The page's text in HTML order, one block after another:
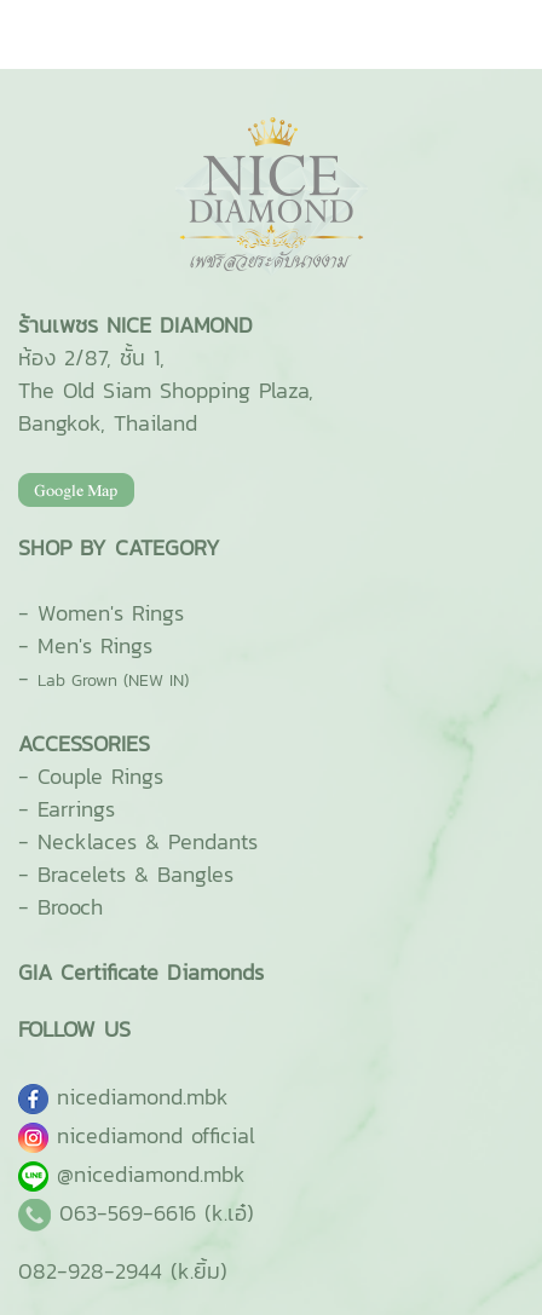
ร้านเพชร NICE DIAMOND
ห้อง 2/87, ชั้น 1,
The Old Siam Shopping Plaza,
Bangkok, Thailand
SHOP BY CATEGORY
- Women's Rings
- Men's Rings
- Lab Grown (NEW IN)
ACCESSORIES
- Couple Rings
- Earrings
- Necklaces & Pendants
- Bracelets & Bangles
- Brooch
GIA Certificate Diamonds
FOLLOW US
nicediamond.mbk
nicediamond official
@nicediamond.mbk
063-569-6616 (k.เอ๋)
082-928-2944 (k.ยิ้ม)